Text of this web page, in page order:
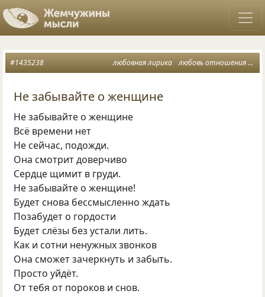
любовная лирика любовь отношения
#1435238
Не забывайте о женщине
Не забывайте о женщине
Всё времени нет
Не сейчас, подожди.
Она смотрит доверчиво
Сердце щимит в груди.
Не забывайте о женщине!
Будет снова бессмысленно ждать
Позабудет о гордости
Будет слёзы без устали лить.
Как и сотни ненужных звонков
Она сможет зачеркнуть и забыть.
Просто уйдёт.
От тебя от пороков и снов.